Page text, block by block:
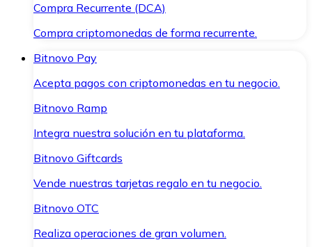
Compra Recurrente (DCA)
Compra criptomonedas de forma recurrente.
Bitnovo Pay
Acepta pagos con criptomonedas en tu negocio.
Bitnovo Ramp
Integra nuestra solución en tu plataforma.
Bitnovo Giftcards
Vende nuestras tarjetas regalo en tu negocio.
Bitnovo OTC
Realiza operaciones de gran volumen.